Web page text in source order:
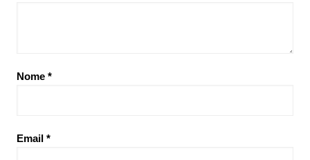
Nome *
Email *